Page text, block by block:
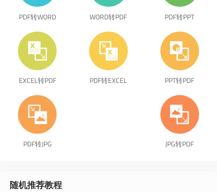
PDF转WORD WORD转PDF PDF转PPT
EXCEL转PDF PDF转EXCEL PPT转PDF
PDF转JPG JPG转PDF
随机推荐教程